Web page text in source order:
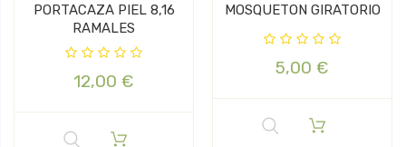
PORTACAZA PIEL 8,16
RAMALES
12,00 €
MOSQUETON GIRATORIO
5,00 €